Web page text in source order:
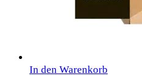
In den Warenkorb